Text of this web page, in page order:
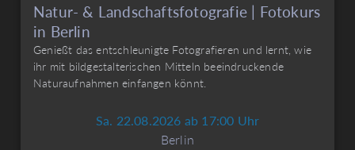
Natur- & Landschaftsfotografie | Fotokurs
in Berlin
Genießt das entschleunigte Fotografieren und lernt, wie
ihr mit bildgestalterischen Mitteln beeindruckende
Naturaufnahmen einfangen könnt.
Sa. 22.08.2026 ab 17:00 Uhr
Berlin